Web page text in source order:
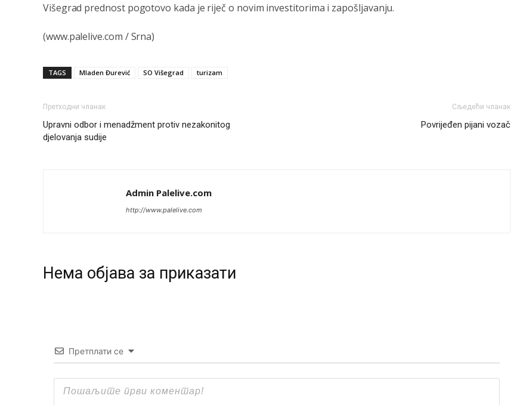
Višegrad prednost pogotovo kada je riječ o novim investitorima i zapošljavanju.
(www.palelive.com / Srna)
TAGS Mladen Đurević SO Višegrad turizam
Претходни чланак
Upravni odbor i menadžment protiv nezakonitog
djelovanja sudije
Сљедећи чланак
Povrijeđen pijani vozač
Admin Palelive.com
http://www.palelive.com
Нeма објава за приказати
Претплати се